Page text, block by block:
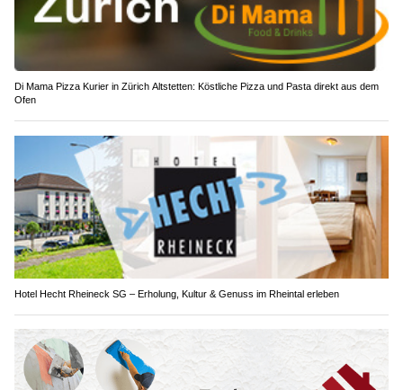
Di Mama Pizza Kurier in Zürich Altstetten: Köstliche Pizza und Pasta direkt aus dem
Ofen
Hotel Hecht Rheineck SG – Erholung, Kultur & Genuss im Rheintal erleben